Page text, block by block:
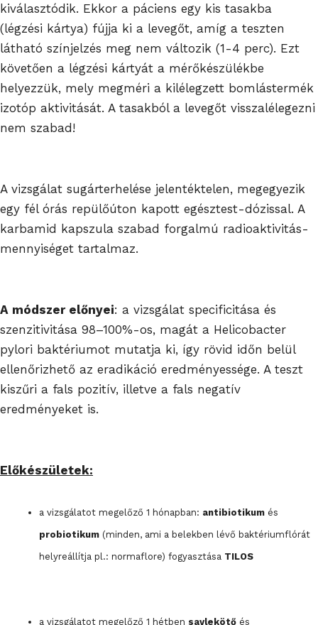
kiválasztódik. Ekkor a páciens egy kis tasakba
(légzési kártya) fújja ki a levegőt, amíg a teszten
látható színjelzés meg nem változik (1-4 perc). Ezt
követően a légzési kártyát a mérőkészülékbe
helyezzük, mely megméri a kilélegzett bomlástermék
izotóp aktivitását. A tasakból a levegőt visszalélegezni
nem szabad!
A vizsgálat sugárterhelése jelentéktelen, megegyezik
egy fél órás repülőúton kapott egésztest-dózissal. A
karbamid kapszula szabad forgalmú radioaktivitás-
mennyiséget tartalmaz.
A módszer előnyei: a vizsgálat specificitása és
szenzitivitása 98–100%-os, magát a Helicobacter
pylori baktériumot mutatja ki, így rövid időn belül
ellenőrizhető az eradikáció eredményessége. A teszt
kiszűri a fals pozitív, illetve a fals negatív
eredményeket is.
Előkészületek:
a vizsgálatot megelőző 1 hónapban: antibiotikum és
probiotikum (minden, ami a belekben lévő baktériumflórát
helyreállítja pl.: normaflore) fogyasztása TILOS
a vizsgálatot megelőző 1 hétben savlekötő és